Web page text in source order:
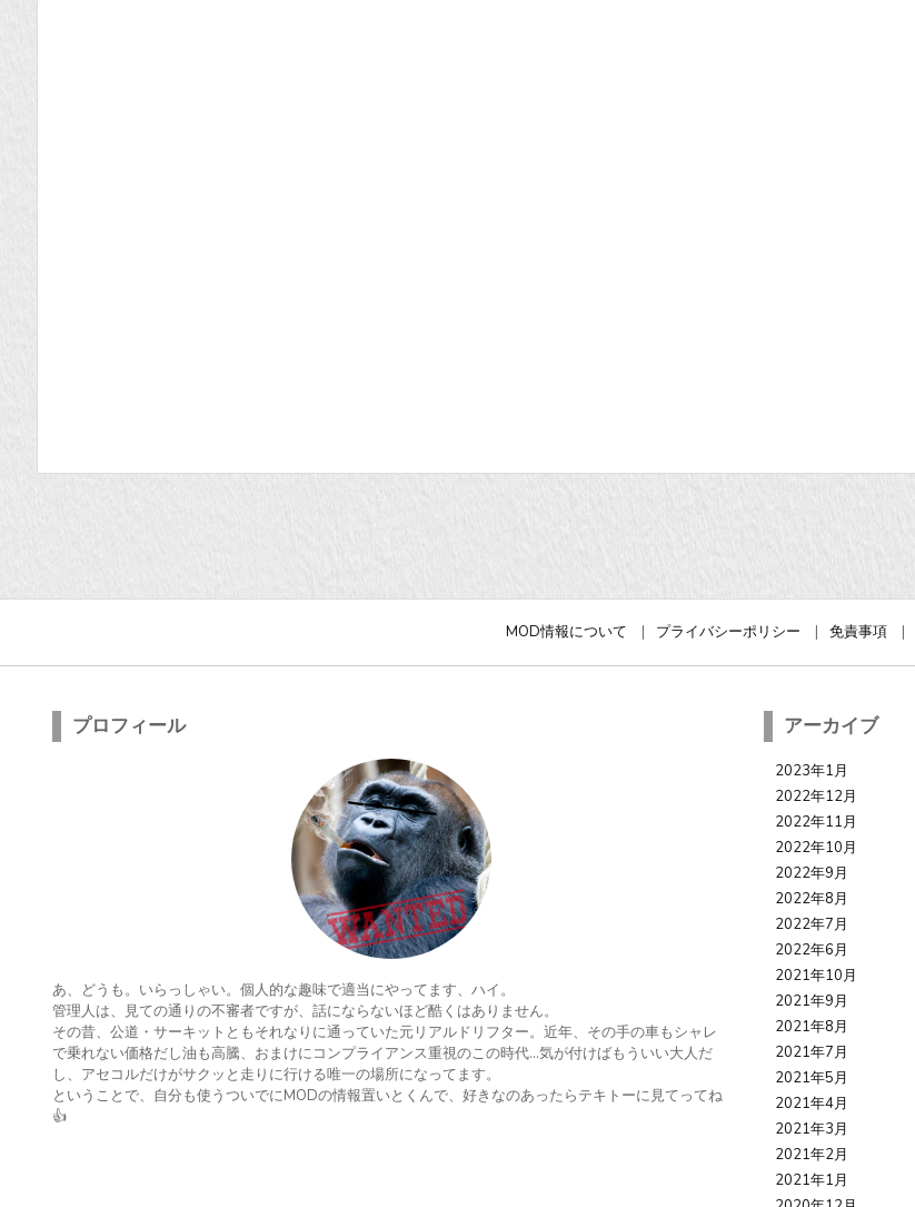
MOD情報について プライバシーポリシー 免責事項
プロフィール
あ、どうも。いらっしゃい。個人的な趣味で適当にやってます、ハイ。
管理人は、見ての通りの不審者ですが、話にならないほど酷くはありません。
その昔、公道・サーキットともそれなりに通っていた元リアルドリフター。近年、その手の車もシャレ
で乗れない価格だし油も高騰、おまけにコンプライアンス重視のこの時代…気が付けばもういい大人だ
し、アセコルだけがサクッと走りに行ける唯一の場所になってます。
ということで、自分も使うついでにMODの情報置いとくんで、好きなのあったらテキトーに見てってね
👍
アーカイブ
2023年1月
2022年12月
2022年11月
2022年10月
2022年9月
2022年8月
2022年7月
2022年6月
2021年10月
2021年9月
2021年8月
2021年7月
2021年5月
2021年4月
2021年3月
2021年2月
2021年1月